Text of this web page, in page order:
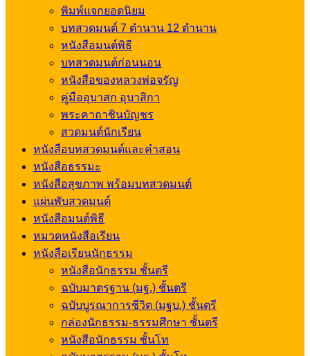
พิมพ์แจกยอดนิยม
บทสวดมนต์ 7 ตำนาน 12 ตำนาน
หนังสือมนต์พิธี
บทสวดมนต์ก่อนนอน
หนังสือของหลวงพ่อจรัญ
คู่มืออุบาสก อุบาสิกา
พระคาถาชินบัญชร
สวดมนต์นักเรียน
หนังสือบทสวดมนต์และคำสอน
หนังสือธรรมะ
หนังสือสุขภาพ พร้อมบทสวดมนต์
แผ่นพับสวดมนต์
หนังสือมนต์พิธี
หมวดหนังสือเรียน
หนังสือเรียนนักธรรม
หนังสือนักธรรม ชั้นตรี
ฉบับมาตรฐาน (มฐ.) ชั้นตรี
ฉบับบูรณาการชีวิต (มฐบ.) ชั้นตรี
กล่องนักธรรม-ธรรมศึกษา ชั้นตรี
หนังสือนักธรรม ชั้นโท